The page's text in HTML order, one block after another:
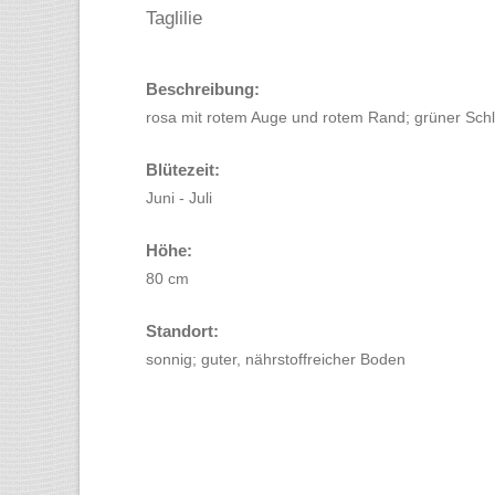
Taglilie
Beschreibung:
rosa mit rotem Auge und rotem Rand; grüner
Blütezeit:
Juni - Juli
Höhe:
80 cm
Standort:
sonnig; guter, nährstoffreicher Boden